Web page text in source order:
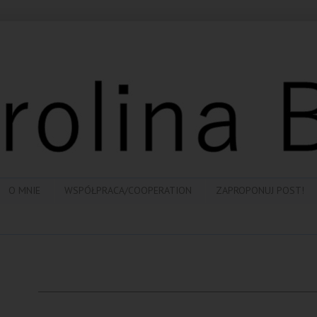
O MNIE WSPÓŁPRACA/COOPERATION ZAPROPONUJ POST!